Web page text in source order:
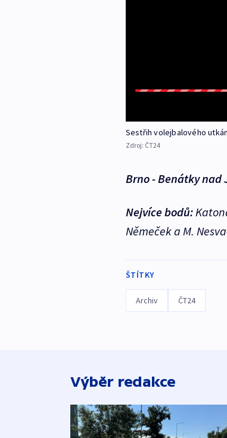
Sestřih volejbalového
Zdroj: ČT24
Brno - Benátky nad
Nejvíce bodů:
Němeček a M.
ŠTÍTKY
Archiv ČT24
Výběr redakce